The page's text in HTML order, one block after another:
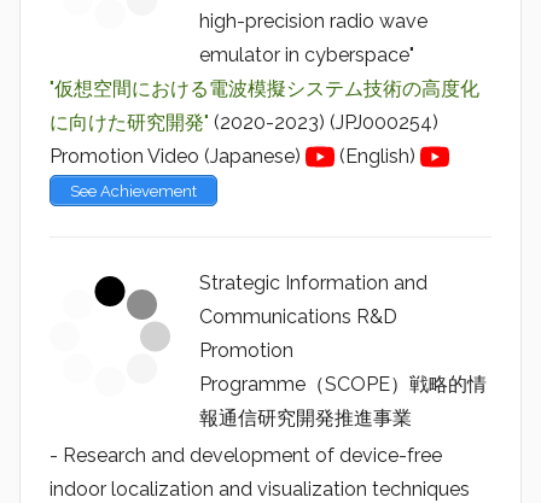
high-precision radio wave
emulator in cyberspace"
"仮想空間における電波模擬システム技術の高度化
に向けた研究開発" (2020-2023) (JPJ000254)
Promotion Video (Japanese)
(English)
See Achievement
Strategic Information and
Communications R&D
Promotion
Programme（SCOPE）戦略的情
報通信研究開発推進事業
- Research and development of device-free
indoor localization and visualization techniques